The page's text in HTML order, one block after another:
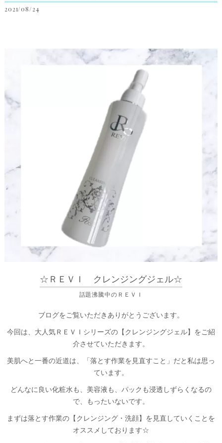
2021/08/24
☆ＲＥＶＩ クレンジングジェル☆
話題沸騰中のＲＥＶＩ
ブログをご覧いただきありがとうございます。
今回は、大人気ＲＥＶＩシリーズの【クレンジングジェル】をご紹
介させていただきます。
美肌へと一番の近道は、「落とす作業を見直すこと」だと私は思っ
ています。
どんなに良い化粧水も、美容液も、パックも浸透しずらくなるの
で、もったいないです。
まずは落とす作業の【クレンジング・洗顔】を見直していくことを
オススメしております☆